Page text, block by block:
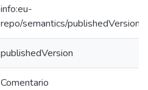
info:eu-
repo/semantics/publishedVersion
publishedVersion
Comentario